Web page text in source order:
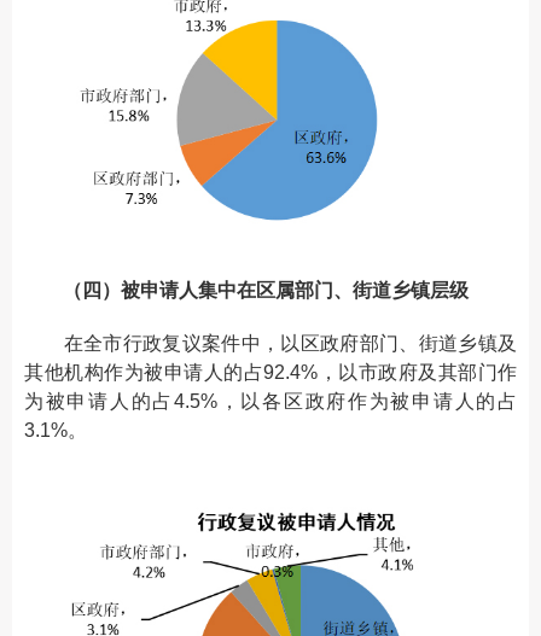
（四）被申请人集中在区属部门、街道乡镇层级
在全市行政复议案件中，以区政府部门、街道乡镇及
其他机构作为被申请人的占92.4%，以市政府及其部门作
为被申请人的占4.5%，以各区政府作为被申请人的占
3.1%。